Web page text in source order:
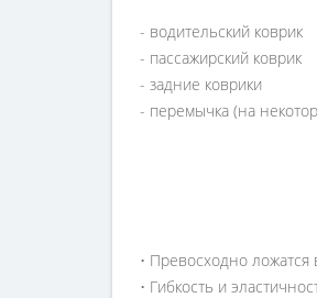
- водительский коврик
- пассажирский коврик
- задние коврики
- перемычка (на
• Превосходно
• Гибкость и